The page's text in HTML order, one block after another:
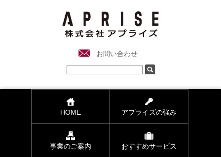
お問い合わせ
HOME アプライズの強み
事業のご案内 おすすめサービス